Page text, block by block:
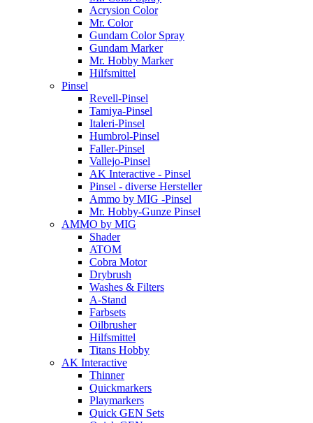
Acrysion Color
Mr. Color
Gundam Color Spray
Gundam Marker
Mr. Hobby Marker
Hilfsmittel
Pinsel
Revell-Pinsel
Tamiya-Pinsel
Italeri-Pinsel
Humbrol-Pinsel
Faller-Pinsel
Vallejo-Pinsel
AK Interactive - Pinsel
Pinsel - diverse Hersteller
Ammo by MIG -Pinsel
Mr. Hobby-Gunze Pinsel
AMMO by MIG
Shader
ATOM
Cobra Motor
Drybrush
Washes & Filters
A-Stand
Farbsets
Oilbrusher
Hilfsmittel
Titans Hobby
AK Interactive
Thinner
Quickmarkers
Playmarkers
Quick GEN Sets